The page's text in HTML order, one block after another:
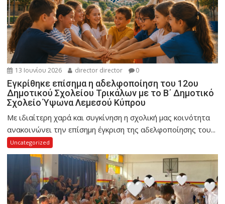
13 Ιουνίου 2026 director director 0
Εγκρίθηκε επίσημα η αδελφοποίηση του 12ου
Δημοτικού Σχολείου Τρικάλων με το Β΄ Δημοτικό
Σχολείο Ύψωνα Λεμεσού Κύπρου
Με ιδιαίτερη χαρά και συγκίνηση η σχολική μας κοινότητα
ανακοινώνει την επίσημη έγκριση της αδελφοποίησης του...
Uncategorized